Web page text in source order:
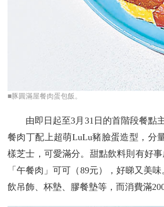
■豚圓滿屋餐肉蛋包飯。
由即日起至3月31日的首階段餐點
餐肉丁配上超萌LuLu豬臉蛋造型，分
樣芝士，可愛滿分。甜點飲料則有好
「午餐肉」可可（89元），好睇又美
飲吊飾、杯墊、膠餐墊等，而消費滿